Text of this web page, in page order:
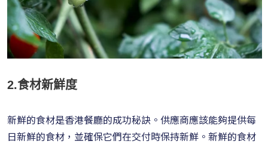
2.食材新鮮度
新鮮的食材是香港餐廳的成功秘訣。供應商應該能夠提供每
日新鮮的食材，並確保它們在交付時保持新鮮。新鮮的食材